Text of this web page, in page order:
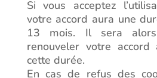
Si vous acceptez
votre accord aura une
13 mois. Il sera alors
renouveler votre accord
cette durée.
En cas de refus des